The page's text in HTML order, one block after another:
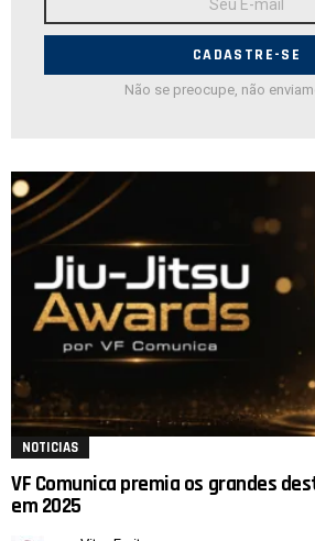
E-
Não se preocupe, não
NOTICIAS
VF Comunica premia os grandes
em 2025